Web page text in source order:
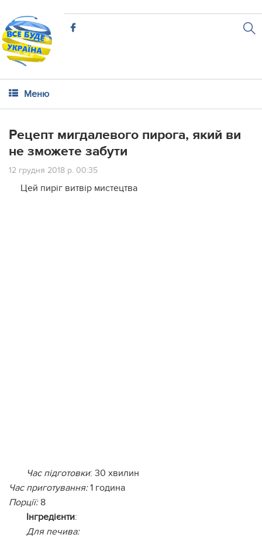
Меню
Рецепт мигдалевого пирога, який ви
не зможете забути
12 грудня 2018 р. 00:35
Цей пиріг витвір мистецтва
Час підготовки: 30 хвилин
Час приготування:1 година
Порції:8
Інгредієнти:
Для печива: